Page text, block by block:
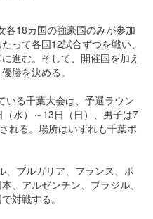
各18カ国の強豪国のみが参加
って各国12試合ずつを戦い、
進む。そして、開催国を加え
勝を決める。
いる千葉大会は、予選ラウン
水）～13日（日）、男子は7
れる。場所はいずれも千葉ポ
、ブルガリア、フランス、ポ
、アルゼンチン、ブラジル、
対戦する。